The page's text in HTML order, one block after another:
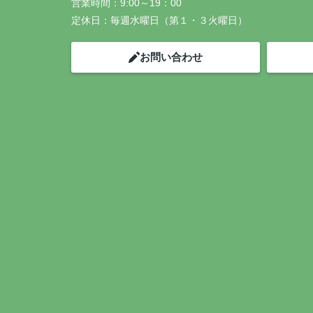
営業時間： 9:00～19：00
定休日： 毎週水曜日（第１・３火曜日）
お問い合わせ